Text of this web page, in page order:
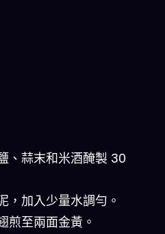
、蒜末和米酒醃製 30
，加入少量水調勻。
煎至兩面金黃。